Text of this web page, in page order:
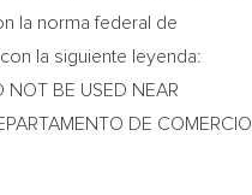
la norma federal de
la siguiente leyenda:
NOT BE USED NEAR
DE COMERCIO